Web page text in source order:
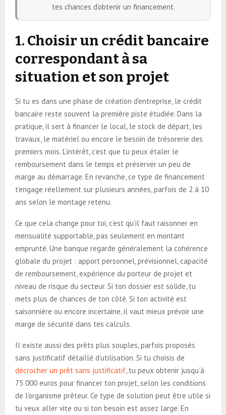
tes chances d’obtenir un financement.
1. Choisir un crédit bancaire
correspondant à sa
situation et son projet
Si tu es dans une phase de création d’entreprise, le crédit
bancaire reste souvent la première piste étudiée. Dans la
pratique, il sert à financer le local, le stock de départ, les
travaux, le matériel ou encore le besoin de trésorerie des
premiers mois. L’intérêt, c’est que tu peux étaler le
remboursement dans le temps et préserver un peu de
marge au démarrage. En revanche, ce type de financement
t’engage réellement sur plusieurs années, parfois de 2 à 10
ans selon le montage retenu.
Ce que cela change pour toi, c’est qu’il faut raisonner en
mensualité supportable, pas seulement en montant
emprunté. Une banque regarde généralement la cohérence
globale du projet : apport personnel, prévisionnel, capacité
de remboursement, expérience du porteur de projet et
niveau de risque du secteur. Si ton dossier est solide, tu
mets plus de chances de ton côté. Si ton activité est
saisonnière ou encore incertaine, il vaut mieux prévoir une
marge de sécurité dans tes calculs.
Il existe aussi des prêts plus souples, parfois proposés
sans justificatif détaillé d’utilisation. Si tu choisis de
décrocher un prêt sans justificatif , tu peux obtenir jusqu’à
75 000 euros pour financer ton projet, selon les conditions
de l’organisme prêteur. Ce type de solution peut être utile si
tu veux aller vite ou si ton besoin est assez large. En